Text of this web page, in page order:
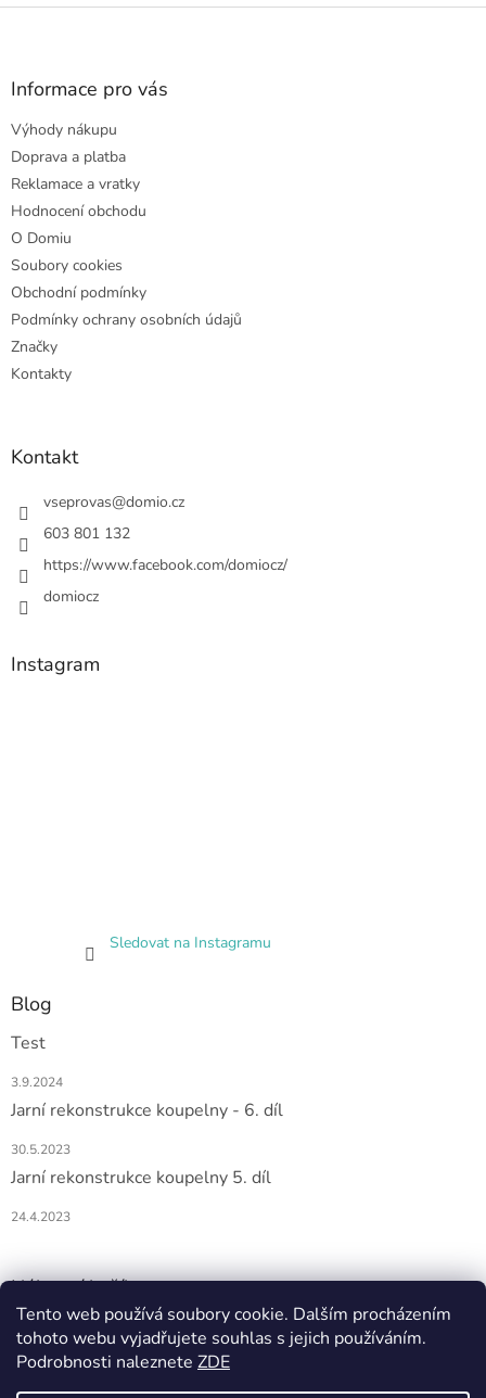
Tento web používá soubory cookie. Dalším procházením
tohoto webu vyjadřujete souhlas s jejich používáním.
Podrobnosti naleznete ZDE
Z
Informace pro vás
Výhody nákupu
Doprava a platba
Reklamace a vratky
Hodnocení obchodu
O Domiu
Soubory cookies
Obchodní podmínky
Podmínky ochrany osobních údajů
Značky
Kontakty
Kontakt
vseprovas@domio.cz
603 801 132
https://www.facebook.com/domiocz/
domiocz
Instagram
Sledovat na Instagramu
Blog
Test
3.9.2024
Jarní rekonstrukce koupelny - 6. díl
30.5.2023
Jarní rekonstrukce koupelny 5. díl
24.4.2023
Nákupní košík
0KS /0 KČ